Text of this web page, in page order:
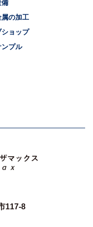
117-8
備
の加工
ショップ
ンプル